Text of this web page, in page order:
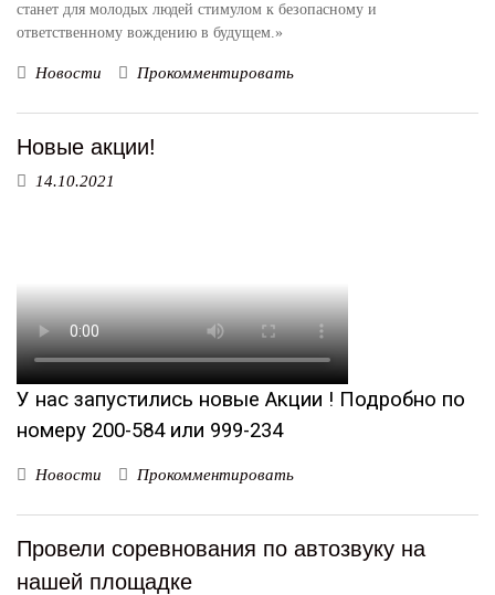
станет для молодых людей стимулом к безопасному и
ответственному вождению в будущем.»
Новости Прокомментировать
Новые акции!
14.10.2021
У нас запустились новые Акции ! Подробно по
номеру 200-584 или 999-234
Новости Прокомментировать
Провели соревнования по автозвуку на
нашей площадке